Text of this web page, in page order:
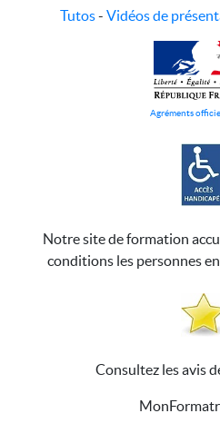
Tutos- Vidéos de
Agréments
Notre site de formation
conditions les personnes
Consultez les avis